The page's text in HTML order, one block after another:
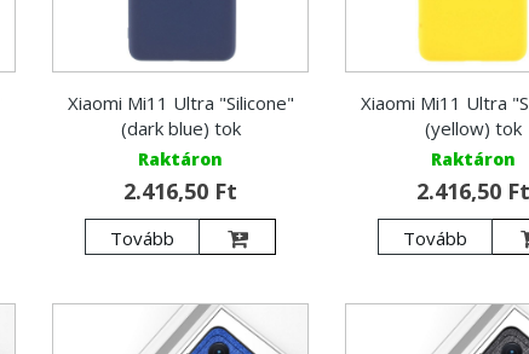
Xiaomi Mi11 Ultra "Silicone"
(dark blue) tok
Raktáron
2.416,50 Ft
Tovább
Xiaomi Mi11 Ultra
(yellow) tok
Raktáron
2.416,50 Ft
Tovább